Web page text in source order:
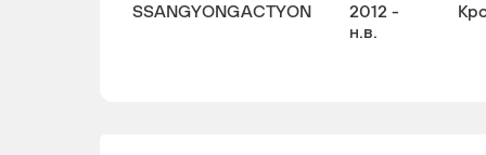
SSANGYONGACTYON
2012 -
н.в.